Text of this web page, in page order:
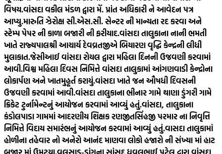
વિષય.વાંસદા વકીલ મંડળ દ્વારા મેં. પ્રાંત અધિકારી ને આવેદન પત્ર
આપ્યુ.મારુતિ ઝેરોક્ષ સી.એસ.સી. સેન્ટર ની માન્યતા રદ કરવા અને
સ્ટેમ્પ પેપર ની કાળા બજારી ની ફરીયાદ.વાંસદા તાલુકાના નાની ભમતી
ખાતે રાજ્યપાલશ્રી આચાર્ય દેવવ્રતજીએ બિયારણ વૃદ્ધિ કેન્દ્રની લીધી
મુલાકાત.જેસીઆઈ વાંસદા રોયલ દ્વારા મહિલા દિનની ઉજવણી કરવામાં
આવી.વિશ્વ મહિલા દિવસ નિમિત્તે વાંસદા તાલુકામાં આંગણવાડી કેન્દ્રોના
લોકાર્પણ અને ખાતમુહૂર્ત કરાયું.વાંસદા ખાતે જન ઔષધી દિવસની
ઉજવણી કરવામાં આવી.વાંસદા તાલુકાના ભીનાર ગામે થાણા ડુંગરી ગામે
ક્રિકેટ ટુર્નામેન્ટનું આયોજન કરવામાં આવ્યું હતું.વાંસદા, તાલુકાના
કંડોલપાડા ગામમાં આદરણીય શિક્ષક રણજીતસિંહજી પરમાર ના નિવૃત્તિ
નિમિત્તે વિદાય સમારંભનું આયોજન કરવામાં આવ્યું હતું.વાસદા તાલુકામાં
હોળીના તહેવાર નો અનેરો આનંદ માણવા લોકો હજારો ની સંખ્યા માં હાટ